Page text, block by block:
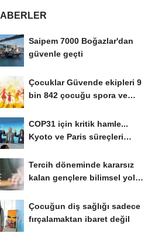
Saipem 7000 Boğazlar'dan
güvenle geçti
Çocuklar Güvende ekipleri 9
bin 842 çocuğu spora ve
COP31 için kritik hamle...
Kyoto ve Paris süreçleri
Tercih döneminde kararsız
kalan gençlere bilimsel yol
Çocuğun diş sağlığı sadece
fırçalamaktan ibaret değil